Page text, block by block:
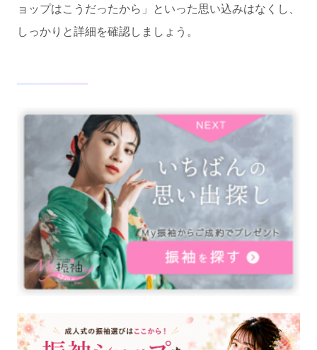
ョップはこうだったから」といった思い込みはなくし、
しっかりと詳細を確認しましょう。